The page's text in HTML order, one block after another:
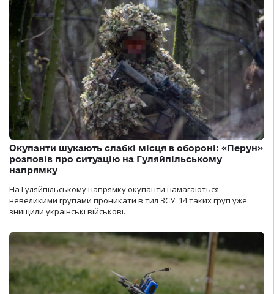
Окупанти шукають слабкі місця в обороні: «Перун»
розповів про ситуацію на Гуляйпільському
напрямку
На Гуляйпільському напрямку окупанти намагаються
невеликими групами проникати в тил ЗСУ. 14 таких груп уже
знищили українські військові.